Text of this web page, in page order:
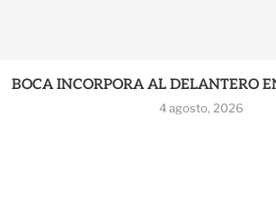
BOCA INCORPORA AL DELANTERO
4 agosto, 2026